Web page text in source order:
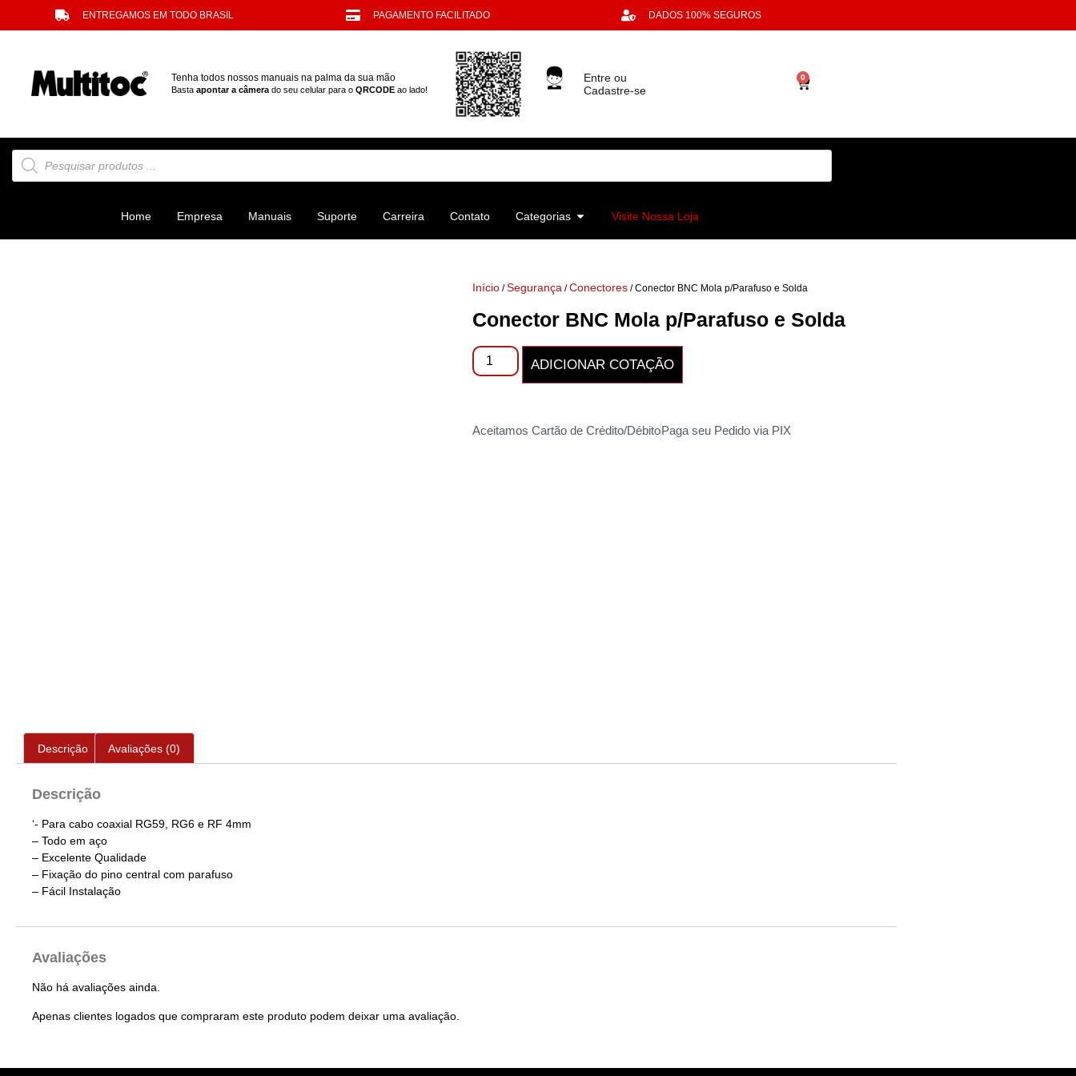
ENTREGAMOS EM TODO BRASIL PAGAMENTO FACILITADO DADOS 100% SEGUROS
Tenha todos nossos manuais na palma da sua mão
Bastaapontar a câmera do seu celular para oQRCODE ao lado!
Entre ou
Cadastre-se
0
Home Empresa Manuais Suporte Carreira Contato Categorias Visite Nossa Loja
Início /Segurança /Conectores / Conector BNC Mola p/Parafuso e Solda
Conector BNC Mola p/Parafuso e Solda
ADICIONAR COTAÇÃO
Aceitamos Cartão de Crédito/DébitoPaga seu Pedido via PIX
Descrição Avaliações (0)
Descrição
‘- Para cabo coaxial RG59, RG6 e RF 4mm
– Todo em aço
– Excelente Qualidade
– Fixação do pino central com parafuso
– Fácil Instalação
Avaliações
Não há avaliações ainda.
Apenas clientes logados que compraram este produto podem deixar uma avaliação.